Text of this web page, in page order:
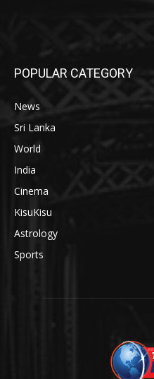
POPULAR CATEGORY
News
Sri Lanka
World
India
Cinema
KisuKisu
Astrology
Sports